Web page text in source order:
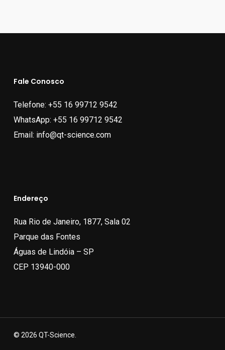
Fale Conosco
Telefone: +55 16 99712 9542
WhatsApp: +55 16 99712 9542
Email: info@qt-science.com
Endereço
Rua Rio de Janeiro, 1877, Sala 02
Parque das Fontes
Águas de Lindóia – SP
CEP 13940-000
© 2026 QT-Science.